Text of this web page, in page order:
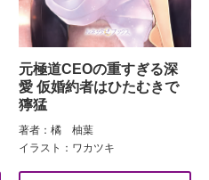
元極道CEOの重すぎる深
愛 仮婚約者はひたむきで
獰猛
著者：橘 柚葉
イラスト：ワカツキ